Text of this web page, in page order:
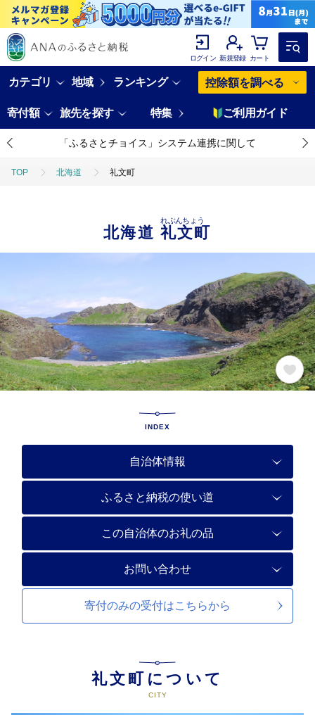
ログイン 新規登録 カート
カテゴリ 地域 ランキング 控除額を調べる
寄付額 旅先を探す 特集 ご利用ガイド
「ふるさとチョイス」システム連携に関して
TOP 北海道 礼文町
北海道礼文町
れぶんちょう
INDEX
自治体情報
ふるさと納税の使い道
この自治体のお礼の品
お問い合わせ
寄付のみの受付はこちらから
礼文町について